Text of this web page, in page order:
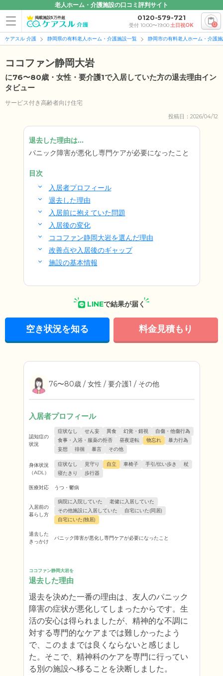
老人ホーム・介護施設の口コミ評判サイト
掲載施設5万件超 0120-579-721
受付 10:00〜19:00土日祝OK 0
ケアスル 介護 静岡県の有料老人ホーム・介護施設一覧 静岡市の有料老人ホーム・介護
ココファン静岡大岩
に76〜80歳・女性・要介護1で入居していた方の退去理由イン
タビュー
サービス付き高齢者向け住宅
投稿日：2026/04/12
退去した理由は...
パニック障害が悪化し専門ケアが必要になったこと
目次
入居者プロフィール
退去した理由
入居前に抱えていた問題
入居後の変化
ココファン静岡大岩を選んだ理由
改善点や入居後のギャップ
施設の基本情報
LINEで結果が届く
空き状況を知る 料金見積もり
76〜80歳 / 女性 / 要介護1 / その他
入居者プロフィール
認知症の
状況
症状なし せん妄 異食 幻覚・錯視
自傷・他傷行為
食事・入浴・服薬の拒否
昼夜逆転 物忘れ
暴力行為
妄想
徘徊 暴言 その他
身体状況
（ADL）
症状なし 見守り 自立 車椅子 手引/伝い歩き
杖
寝たきり
歩行器
医療対応 うつ・鬱病
入居前の
暮らし方
病院に入院していた
老健に入居していた
その他施設に入居していた
自宅にいた(同居)
自宅にいた(独居)
退去した
きっかけ
パニック障害が悪化し専門ケアが必要になったこと
ココファン静岡大岩を
退去した理由
退去を決めた一番の理由は、友人のパニック
障害の症状が悪化してしまったからです。生
活の安心は得られましたが、精神的な不調に
対する専門的なケアまでは難しかったよう
で、このままでは良くならないと感じまし
た。そこで、精神科のケアを専門に行ってい
る別の施設へ移ることを決断しました。